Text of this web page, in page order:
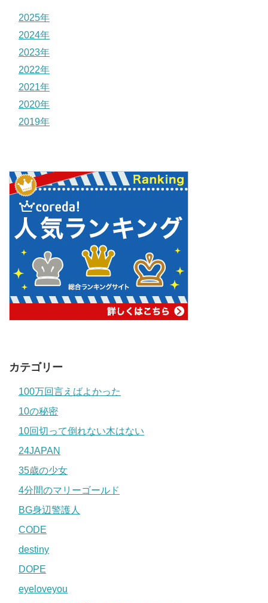
2025年
2024年
2023年
2022年
2021年
2020年
2019年
カテゴリー
100万回言えばよかった
10の秘密
10回切って倒れない木はない
24JAPAN
35歳の少女
4分間のマリーゴールド
BG身辺警護人
CODE
destiny
DOPE
eyeloveyou